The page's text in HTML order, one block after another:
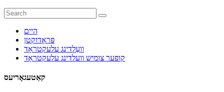
היים
פּראָדוקטן
וועַלדינג עלעקטראָד
קופּער צומיש וועלדינג עלעקטראָד
קאַטעגאָריעס